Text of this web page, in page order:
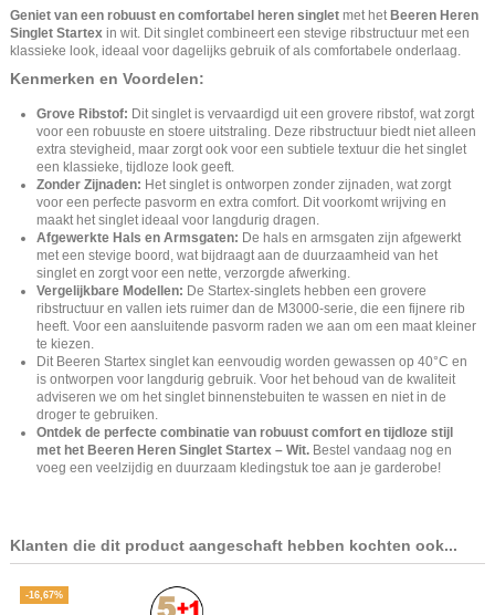
Geniet van een robuust en comfortabel heren singlet met het Beeren Heren
Singlet Startex in wit. Dit singlet combineert een stevige ribstructuur met een
klassieke look, ideaal voor dagelijks gebruik of als comfortabele onderlaag.
Kenmerken en Voordelen:
Grove Ribstof: Dit singlet is vervaardigd uit een grovere ribstof, wat zorgt
voor een robuuste en stoere uitstraling. Deze ribstructuur biedt niet alleen
extra stevigheid, maar zorgt ook voor een subtiele textuur die het singlet
een klassieke, tijdloze look geeft.
Zonder Zijnaden: Het singlet is ontworpen zonder zijnaden, wat zorgt
voor een perfecte pasvorm en extra comfort. Dit voorkomt wrijving en
maakt het singlet ideaal voor langdurig dragen.
Afgewerkte Hals en Armsgaten: De hals en armsgaten zijn afgewerkt
met een stevige boord, wat bijdraagt aan de duurzaamheid van het
singlet en zorgt voor een nette, verzorgde afwerking.
Vergelijkbare Modellen: De Startex-singlets hebben een grovere
ribstructuur en vallen iets ruimer dan de M3000-serie, die een fijnere rib
heeft. Voor een aansluitende pasvorm raden we aan om een maat kleiner
te kiezen.
Dit Beeren Startex singlet kan eenvoudig worden gewassen op 40°C en
is ontworpen voor langdurig gebruik. Voor het behoud van de kwaliteit
adviseren we om het singlet binnenstebuiten te wassen en niet in de
droger te gebruiken.
Ontdek de perfecte combinatie van robuust comfort en tijdloze stijl
met het Beeren Heren Singlet Startex – Wit. Bestel vandaag nog en
voeg een veelzijdig en duurzaam kledingstuk toe aan je garderobe!
Klanten die dit product aangeschaft hebben kochten ook...
-16,67%